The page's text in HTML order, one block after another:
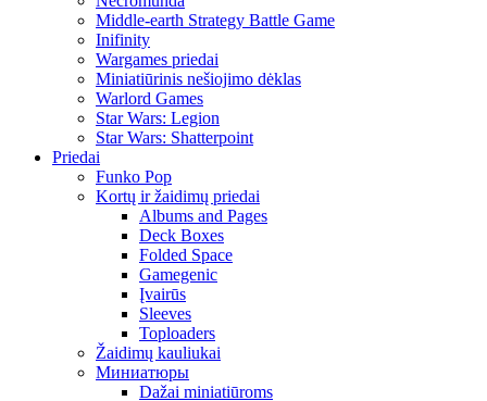
Middle-earth Strategy Battle Game
Inifinity
Wargames priedai
Miniatiūrinis nešiojimo dėklas
Warlord Games
Star Wars: Legion
Star Wars: Shatterpoint
Priedai
Funko Pop
Kortų ir žaidimų priedai
Albums and Pages
Deck Boxes
Folded Space
Gamegenic
Įvairūs
Sleeves
Toploaders
Žaidimų kauliukai
Миниатюры
Dažai miniatiūroms